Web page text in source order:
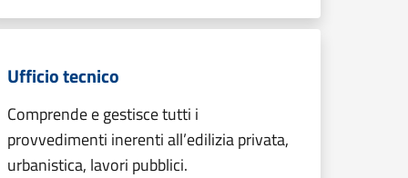
Ufficio tecnico
Comprende e gestisce tutti i
provvedimenti inerenti all’edilizia privata,
urbanistica, lavori pubblici.